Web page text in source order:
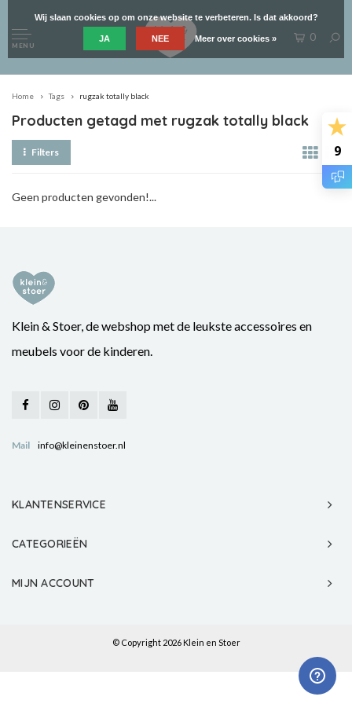
9
MENU
0
Home Tags rugzak totally black
Producten getagd met rugzak totally black
Filters
Geen producten gevonden!...
Klein & Stoer, de webshop met de leukste accessoires en
meubels voor de kinderen.
Mail info@kleinenstoer.nl
KLANTENSERVICE
CATEGORIEËN
MIJN ACCOUNT
© Copyright 2026 Klein en Stoer
Wij slaan cookies op om onze website te verbeteren. Is dat akkoord?
JA NEE Meer over cookies »